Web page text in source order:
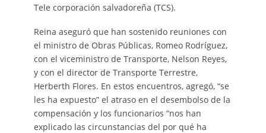
Tele corporación salvadoreña (TCS).
Reina aseguró que han sostenido reuniones con
el ministro de Obras Públicas, Romeo Rodríguez,
con el viceministro de Transporte, Nelson Reyes,
y con el director de Transporte Terrestre,
Herberth Flores. En estos encuentros, agregó, “se
les ha expuesto” el atraso en el desembolso de la
compensación y los funcionarios “nos han
explicado las circunstancias del por qué ha